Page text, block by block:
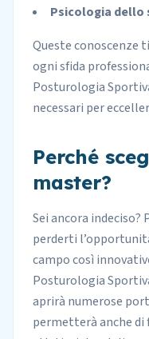
Psicologia dello
Queste conoscenze
ogni sfida
Posturologia
necessari per
Perché
master?
Sei ancora indeciso?
perderti
campo così
Posturologia
aprirà numerose
permetterà anche di